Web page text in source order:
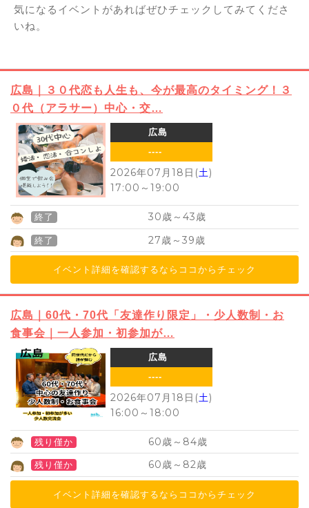
気になるイベントがあればぜひチェックしてみてくださ
いね。
広島｜３０代恋も人生も、今が最高のタイミング！３
０代（アラサー）中心・交…
広島
----
2026年07月18日(土)
17:00 ～ 19:00
終了 30歳～ 43歳
終了 27歳～ 39歳
イベント詳細を確認するならココからチェック
広島｜60代・70代「友達作り限定」・少人数制・お
食事会｜一人参加・初参加が…
広島
----
2026年07月18日(土)
16:00 ～ 18:00
残り僅か 60歳～ 84歳
残り僅か 60歳～ 82歳
イベント詳細を確認するならココからチェック